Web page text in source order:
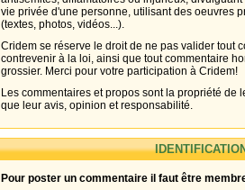
vie privée d'une personne, utilisant des oeuvres
(textes, photos, vidéos...).
Cridem se réserve le droit de ne pas valider tout
contrevenir à la loi, ainsi que tout commentaire
grossier. Merci pour votre participation à Cridem!
Les commentaires et propos sont la propriété de
que leur avis, opinion et responsabilité.
Pour poster un commentaire il faut être